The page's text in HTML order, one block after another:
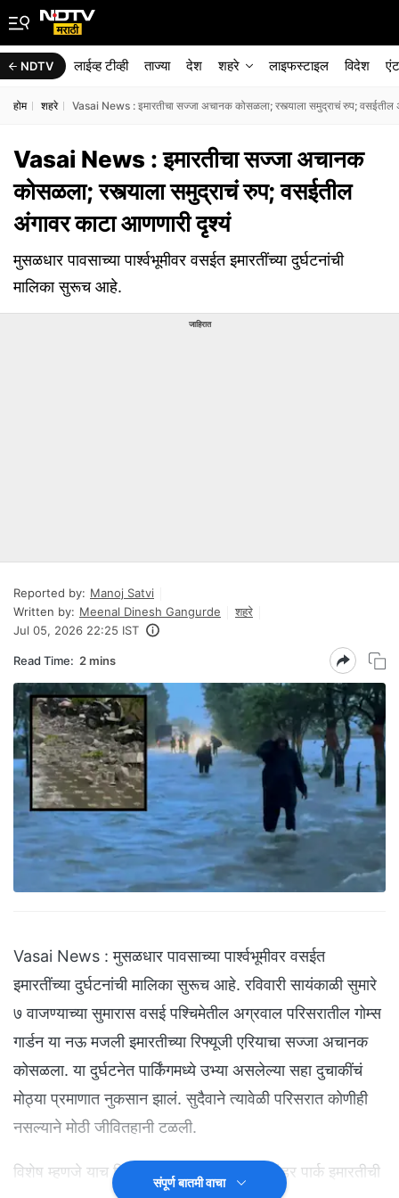
NDTV लाईव्ह टीव्ही ताज्या देश शहरे लाइफस्टाइल विदेश
होम शहरे Vasai News : इमारतीचा सज्जा अचानक कोसळला; रस्त्याला समुद्राचं रुप; वसईतील
Vasai News : इमारतीचा सज्जा अचानक
कोसळला; रस्त्याला समुद्राचं रुप; वसईतील
अंगावर काटा आणणारी दृश्यं
मुसळधार पावसाच्या पार्श्वभूमीवर वसईत इमारतींच्या दुर्घटनांची
मालिका सुरूच आहे.
जाहिरात
Reported by: Manoj Satvi
Written by: Meenal Dinesh Gangurde
शहरे
Jul 05, 2026 22:25 IST
Read Time: 2 mins
Vasai News : मुसळधार पावसाच्या पार्श्वभूमीवर वसईत
इमारतींच्या दुर्घटनांची मालिका सुरूच आहे. रविवारी सायंकाळी सुमारे
७ वाजण्याच्या सुमारास वसई पश्चिमेतील अग्रवाल परिसरातील गोम्स
गार्डन या नऊ मजली इमारतीच्या रिफ्यूजी एरियाचा सज्जा अचानक
कोसळला. या दुर्घटनेत पार्किंगमध्ये उभ्या असलेल्या सहा दुचाकींचं
मोठ्या प्रमाणात नुकसान झालं. सुदैवाने त्यावेळी परिसरात कोणीही
नसल्याने मोठी जीवितहानी टळली.
विशेष म्हणजे याच दिवशी दुपारी गोखीवरे येथील वंडर पार्क इमारतीची
संपूर्ण बातमी वाचा